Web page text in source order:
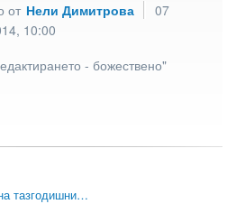
от Нели Димитрова
07
10:00
- божествено"
тазгодишни…